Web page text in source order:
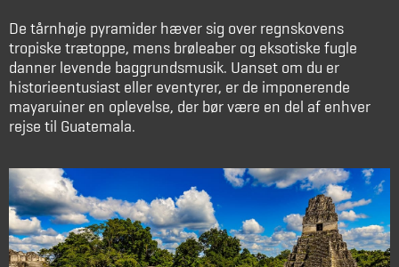
De tårnhøje pyramider hæver sig over regnskovens
tropiske trætoppe, mens brøleaber og eksotiske fugle
danner levende baggrundsmusik. Uanset om du er
historieentusiast eller eventyrer, er de imponerende
mayaruiner en oplevelse, der bør være en del af enhver
rejse til Guatemala.